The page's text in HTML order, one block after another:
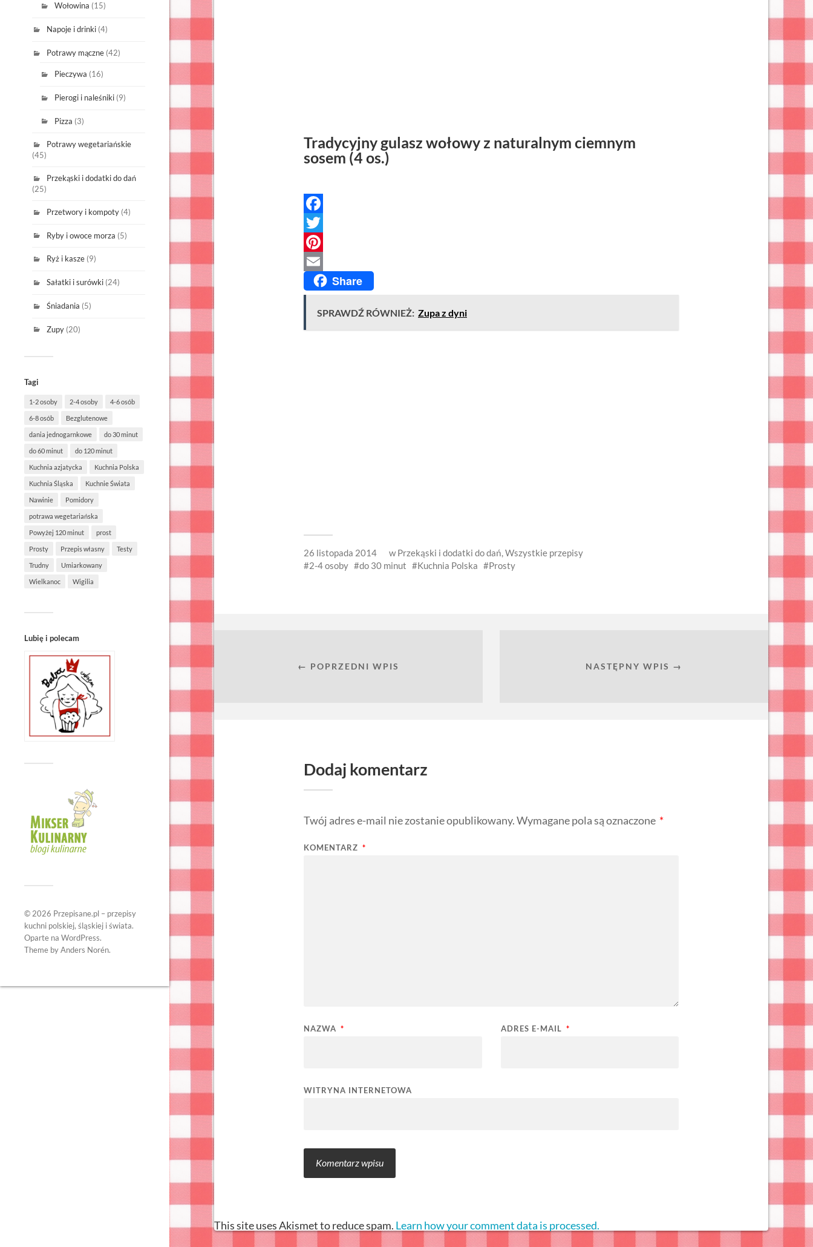
Wołowina (15)
Napoje i drinki(4)
Potrawy mączne(42)
Pieczywa (16)
Pierogi i naleśniki(9)
Pizza (3)
Potrawy wegetariańskie
(45)
Przekąski i dodatki do dań
(25)
Przetwory i kompoty(4)
Ryby i owoce morza (5)
Ryż i kasze(9)
Sałatki i surówki(24)
Śniadania (5)
Zupy(20)
Tagi
1-2 osoby 2-4 osoby 4-6 osób
6-8 osób Bezglutenowe
dania jednogarnkowe do 30 minut
do 60 minut do 120 minut
Kuchnia azjatycka Kuchnia Polska
Kuchnia Śląska Kuchnie Świata
Nawinie Pomidory
potrawa wegetariańska
Powyżej 120 minut prost
Prosty Przepis własny Testy
Trudny Umiarkowany
Wielkanoc Wigilia
Lubię i polecam
© 2026 Przepisane.pl – przepisy
kuchni polskiej, śląskiej i świata.
Oparte na WordPress.
Theme byAnders Norén.
Tradycyjny gulasz wołowy z naturalnym ciemnym
sosem (4 os.)
Facebook
Twitter
Pinterest
Email Share
SPRAWDŹ RÓWNIEŻ: Zupa z dyni
26 listopada 2014 wPrzekąski i dodatki do dań,Wszystkie przepisy
2-4 osoby
do 30 minut Kuchnia Polska Prosty
← POPRZEDNI WPIS NASTĘPNY WPIS →
Dodaj komentarz
Twój adres e-mail nie zostanie opublikowany.Wymagane pola są oznaczone *
KOMENTARZ *
NAZWA * ADRES E-MAIL *
WITRYNA INTERNETOWA
This site uses Akismet to reduce spam. Learn how your comment data is processed.